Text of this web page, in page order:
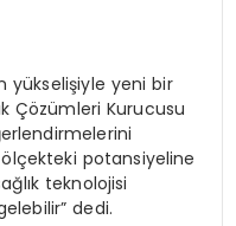
yükselişiyle yeni bir
Çözümleri Kurucusu
ölçekteki potansiyeline
teknolojisi
dedi.